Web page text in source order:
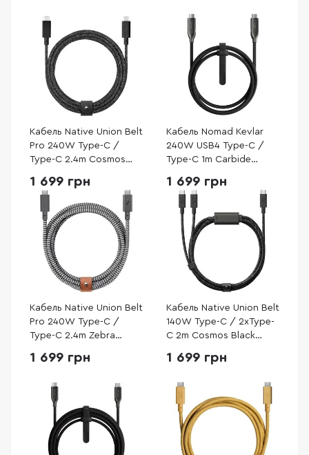
Кабель Native Union Belt
Pro 240W Type-C /
Type-C 2.4m Cosmos
NP)
1 699 грн
Кабель Nomad Kevlar
240W USB4 Type-C /
Type-C 1m Carbide
1 699 грн
Кабель Native Union Belt
Pro 240W Type-C /
Type-C 2.4m Zebra
1 699 грн
Кабель Native Union Belt
140W Type-C / 2xType-
C 2m Cosmos Black
1 699 грн